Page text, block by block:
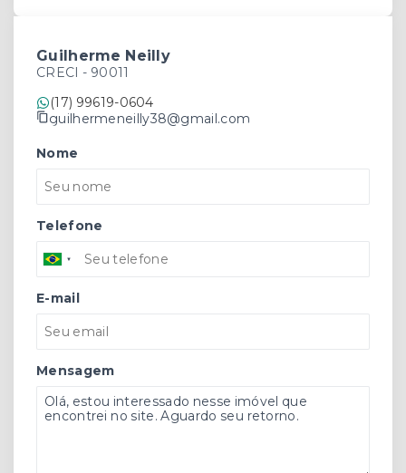
Guilherme Neilly
CRECI - 90011
(17) 99619-0604
guilhermeneilly38@gmail.com
Nome
Telefone
E-mail
Mensagem